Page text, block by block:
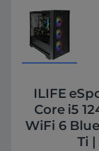
ILIFE
Core i5
WiFi 6
Ti